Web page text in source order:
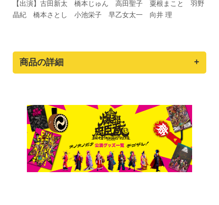
【出演】古田新太 橋本じゅん 高田聖子 粟根まこと 羽野
晶紀 橋本さとし 小池栄子 早乙女太一 向井 理
商品の詳細